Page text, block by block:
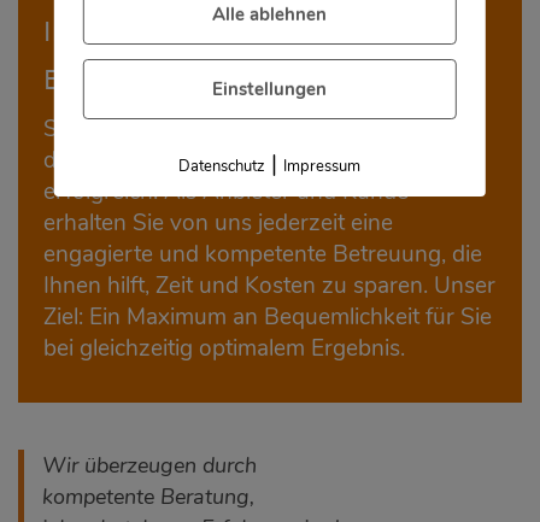
Immobilien Wiesbaden: 30 Jahre
Expertise
Seit über30 Jahrensind wir als Makler auf
dem Wiesbadener Immobilienmarkt
erfolgreich. Als Anbieter und Kunde
erhalten Sie von uns jederzeit eine
engagierte und kompetente Betreuung, die
Ihnen hilft, Zeit und Kosten zu sparen. Unser
Ziel: Ein Maximum an Bequemlichkeit für Sie
bei gleichzeitig optimalem Ergebnis.
Wir überzeugen durch
kompetente Beratung,
Alle ablehnen
Einstellungen
Datenschutz | Impressum